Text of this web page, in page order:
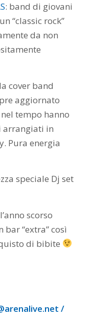
: band di giovani
“classic rock”
da non
cover band
aggiornato
tempo hanno
arrangiati in
Pura energia
speciale Dj set
scorso
“extra” così
di bibite
/